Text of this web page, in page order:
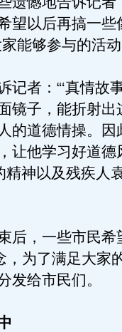
望以后再搞一些
能够参与的活
者：“‘真情故
镜子，能折射出
的道德情操。因
让他学习好道德
精神以及残疾人
，一些市民希
，为了满足大家
发给市民们。